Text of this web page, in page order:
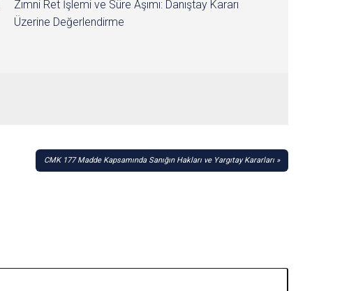
Zımni Ret İşlemi ve Süre Aşımı: Danıştay Kararı
Üzerine Değerlendirme
CMK 177 Madde Kapsamında Sanığın Hakları ve Yargıtay Kararları